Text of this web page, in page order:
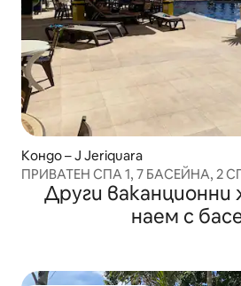
Кондо – J Jeriquara
ПРИВАТЕН СПА 1, 7 БАСЕЙНА, 2
Други
наем с